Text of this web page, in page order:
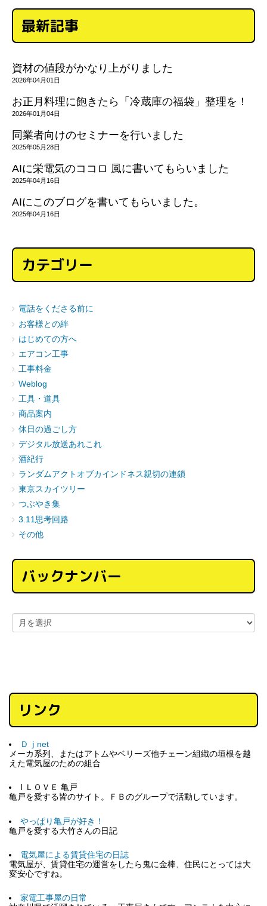
最新記事
資材の値段がかなり上がりました
2026年04月01日
お正月料理に飽きたら「冷蔵庫の福袋」整理を！
2026年01月04日
同業者向けのセミナーを行いました
2025年05月28日
AIに栄電気のココロ 風に書いてもらいました
2025年04月16日
AIにこのブログを書いてもらいました。
2025年04月16日
カテゴリー
電話をくださる前に
お客様との絆
はじめての方へ
エアコン工事
工事料金
Weblog
工具・道具
商品案内
休日の過ごし方
デジタル放送あれこれ
酒紀行
ランダムアクトオブカインドネス親切の連鎖
東京スカイツリー
つぶやき集
3.11思考回路
その他
バックナンバー
リンク
Ｄｊnet
メーカ系列、またはアトムやベリーズ他チェーン組織の垣根を越
えた電気屋のための組合
I ＬＯＶＥ 亀戸
亀戸を愛する皆のサイト。ＦＢのグループで活動しています。
やっぱり亀戸が好き！
亀戸を愛する大竹さんの日記
電気屋による賃貸住宅の日誌
電気屋が、賃貸住宅の運営をしたら鬼に金棒、住民にとっては大
変安心ですね。
家電工事屋の日常